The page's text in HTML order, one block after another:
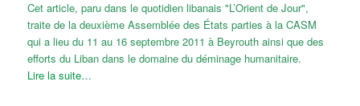
Cet article, paru dans le quotidien libanais "L’Orient de Jour",
traite de la deuxième Assemblée des États parties à la CASM
qui a lieu du 11 au 16 septembre 2011 à Beyrouth ainsi que des
efforts du Liban dans le domaine du déminage humanitaire.
Lire la suite…